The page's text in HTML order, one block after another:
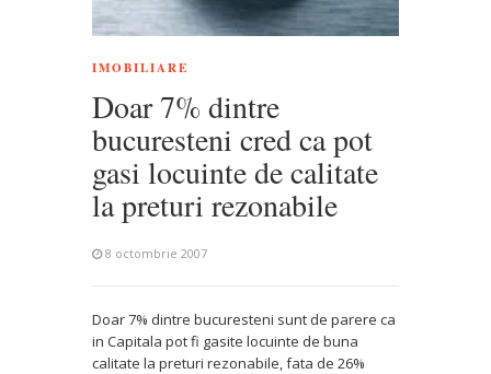
IMOBILIARE
Doar 7% dintre
bucuresteni cred ca pot
gasi locuinte de calitate
la preturi rezonabile
8 octombrie 2007
Doar 7% dintre bucuresteni sunt de parere ca
in Capitala pot fi gasite locuinte de buna
calitate la preturi rezonabile, fata de 26%